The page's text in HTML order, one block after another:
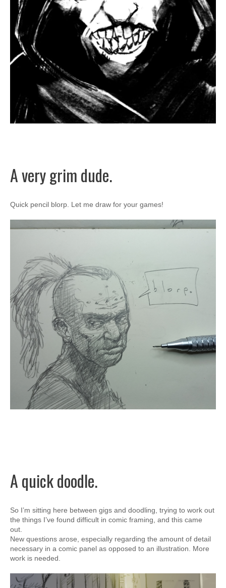
A very grim dude.
Quick pencil blorp. Let me draw for your games!
A quick doodle.
So I’m sitting here between gigs and doodling, trying to work out
the things I’ve found difficult in comic framing, and this came
out.
New questions arose, especially regarding the amount of detail
necessary in a comic panel as opposed to an illustration. More
work is needed.